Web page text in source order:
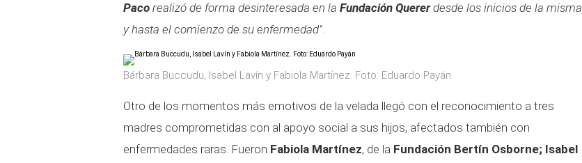
Paco realizó de forma desinteresada en la Fundación Quererdesde los inicios de la misma
y hasta el comienzo de su enfermedad".
Bárbara Buccudu, Isabel Lavín y Fabiola Martínez. Foto: Eduardo Payán
Otro de los momentos más emotivos de la velada llegó con el reconocimiento a tres
madres comprometidas con al apoyo social a sus hijos, afectados también con
enfermedades raras. Fueron Fabiola Martínez, de la Fundación Bertín Osborne; Isabel